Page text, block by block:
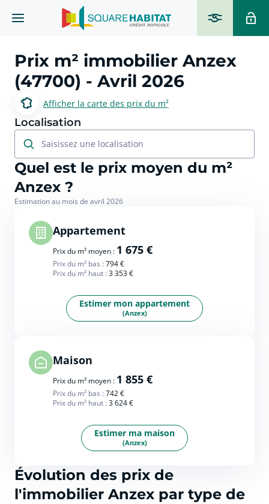
Prix m² immobilier Anzex
(47700) - Avril 2026
Afficher la carte des prix du m²
Localisation
Saisissez une localisation
Quel est le prix moyen du m²
Anzex ?
Estimation au mois de avril 2026
Appartement
Prix du m² moyen : 1 675 €
Prix du m² bas :794 €
Prix du m² haut :3 353 €
Estimer mon appartement
(Anzex)
Maison
Prix du m² moyen : 1 855 €
Prix du m² bas :742 €
Prix du m² haut :3 624 €
Estimer ma maison
(Anzex)
Évolution des prix de
l'immobilier Anzex par type de